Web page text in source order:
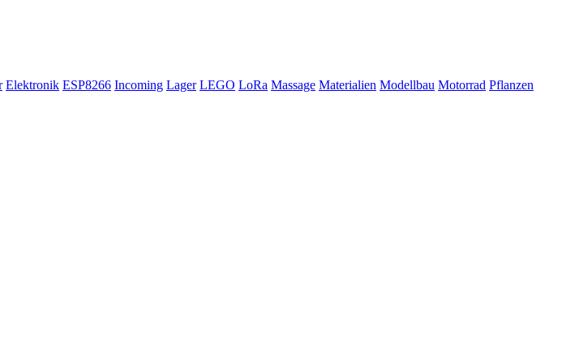
Elektronik ESP8266 Incoming Lager LEGO LoRa Massage Materialien Modellbau Motorrad Pflanzen